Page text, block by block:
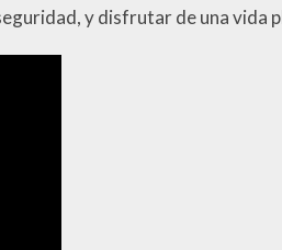
y disfrutar de una vida